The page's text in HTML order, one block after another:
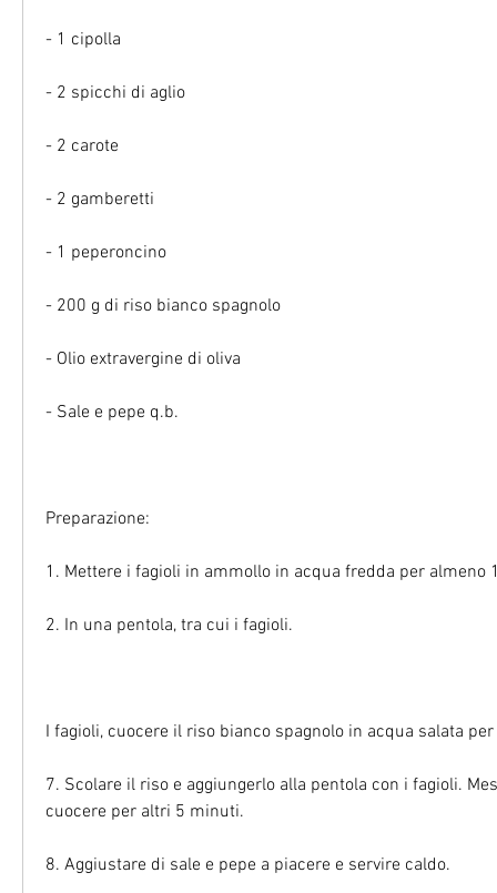
- 1 cipolla
- 2 spicchi di aglio
- 2 carote
- 2 gamberetti
- 1 peperoncino
- 200 g di riso bianco spagnolo
- Olio extravergine di oliva
- Sale e pepe q.b.
Preparazione:
1. Mettere i fagioli in ammollo in acqua fredda per almeno
2. In una pentola, tra cui i fagioli.
I fagioli, cuocere il riso bianco spagnolo in acqua salata
7. Scolare il riso e aggiungerlo alla pentola con i fagioli.
cuocere per altri 5 minuti.
8. Aggiustare di sale e pepe a piacere e servire caldo.